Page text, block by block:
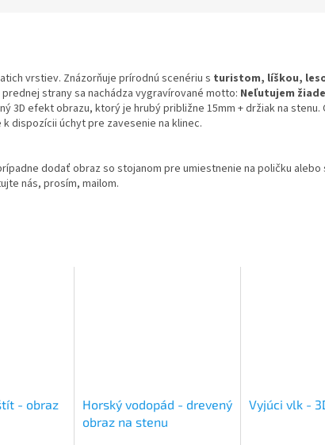
vrstiev. Znázorňuje prírodnú scenériu s turistom, líškou,
prednej strany sa nachádza vygravírované motto: Neľutujem
3D efekt obrazu, ktorý je hrubý približne 15mm + držiak na stenu.
dispozícii úchyt pre zavesenie na klinec.
dodať obraz so stojanom pre umiestnenie na poličku alebo
nás, prosím, mailom.
- obraz
Horský vodopád - drevený
obraz na stenu
Vyjúci vlk -